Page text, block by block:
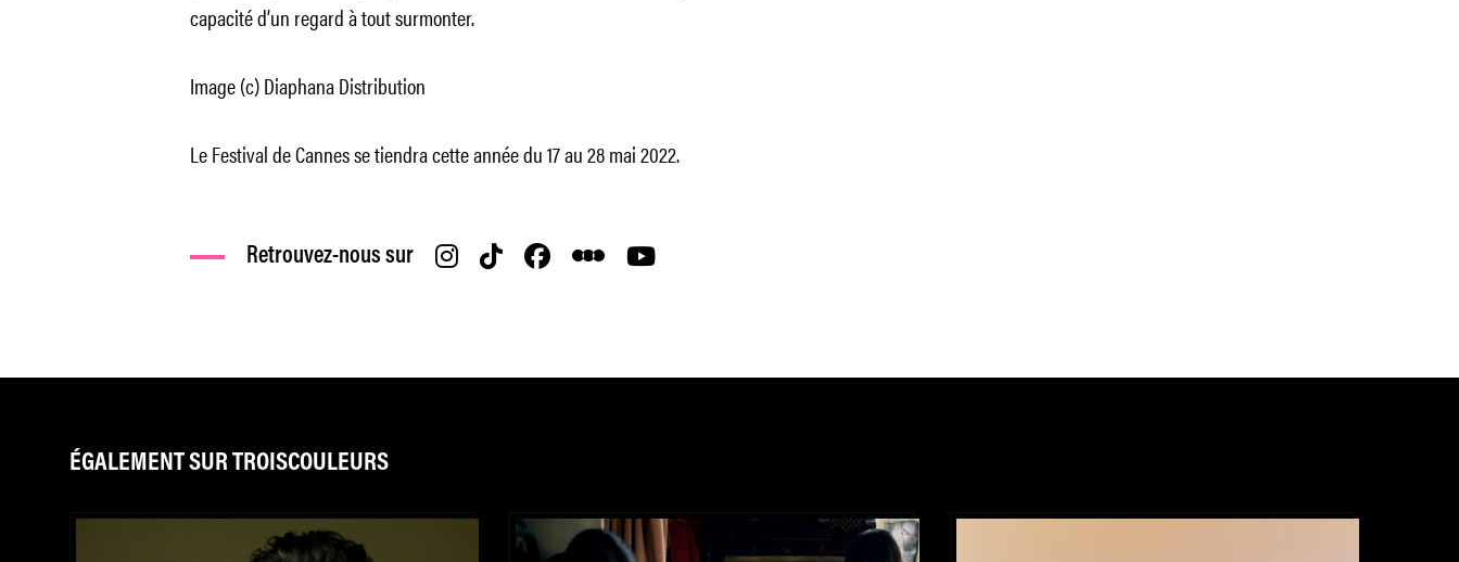
capacité d’un regard à tout surmonter.
Image (c) Diaphana Distribution
Le Festival de Cannes se tiendra cette année du 17 au 28 mai 2022.
Retrouvez-nous sur
ÉGALEMENT SUR TROISCOULEURS